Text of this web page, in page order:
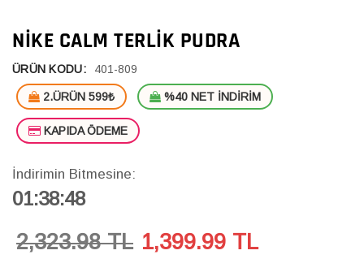
NIKE CALM TERLIK PUDRA
ÜRÜN KODU: 401-809
2.ÜRÜN 599₺ %40 NET İNDİRİM
KAPIDA ÖDEME
İndirimin Bitmesine:
01:38:48
2,323.98 TL 1,399.99 TL